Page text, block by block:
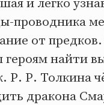
и легко
проводника
от
героям найти
Р. Толкина
дракона